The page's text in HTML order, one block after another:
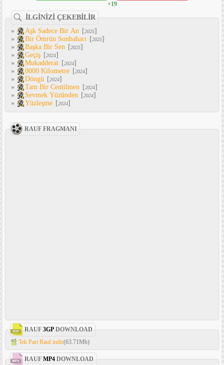
+19
İLGİNİZİ ÇEKEBİLİR
»
Aşk Sadece Bir An [2025]
»
Bir Ömrün Sonbaharı [2025]
»
Başka Bir Sen [2025]
»
Geçiş [2024]
»
Mukadderat [2024]
»
0000 Kilometre [2024]
»
Döngü [2024]
»
Tam Bir Centilmen [2024]
»
Sevmek Yüzünden [2024]
»
Yüzleşme [2024]
RAUF FRAGMANI
RAUF 3GP DOWNLOAD
Tek Part Rauf indir(63.71Mb)
RAUF MP4 DOWNLOAD